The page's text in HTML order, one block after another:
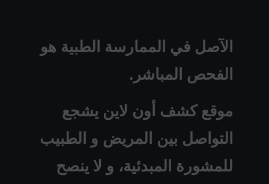
الآصل في الممارسة الطبية هو
الفحص المباشر.
موقع كشف أون لاين يشجع
التواصل بين المريض و الطبيب
للمشورة المبدئية، و لا ينصح